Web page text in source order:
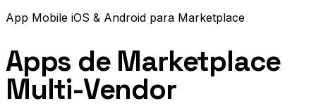
App Mobile iOS & Android para Marketplace
Apps de Marketplace
Multi-Vendor